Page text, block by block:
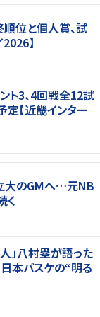
位と個人賞、試
】
ト3、4回戦全12試
定【近畿インター
大のGMへ…元NB
く
」八村塁が語った
本バスケの“明る